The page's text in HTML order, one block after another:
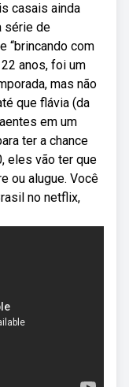
casais ainda
série de
“brincando com
anos, foi um
mas não
que flávia (da
em um
ter a chance
eles vão ter que
ou alugue. Você
no netflix,